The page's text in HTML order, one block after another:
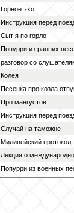
Горное эхо
Инструкция перед
Сыт я по горло
Попурри из ранних
разговор со
Колея
Песенка про козла
Про мангустов
Инструкция перед
Случай на таможне
Милицейский протокол
Лекция о
Попурри из военных